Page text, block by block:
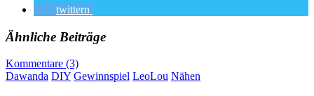
twittern
Ähnliche Beiträge
Kommentare (3)
Dawanda DIY Gewinnspiel LeoLou Nähen